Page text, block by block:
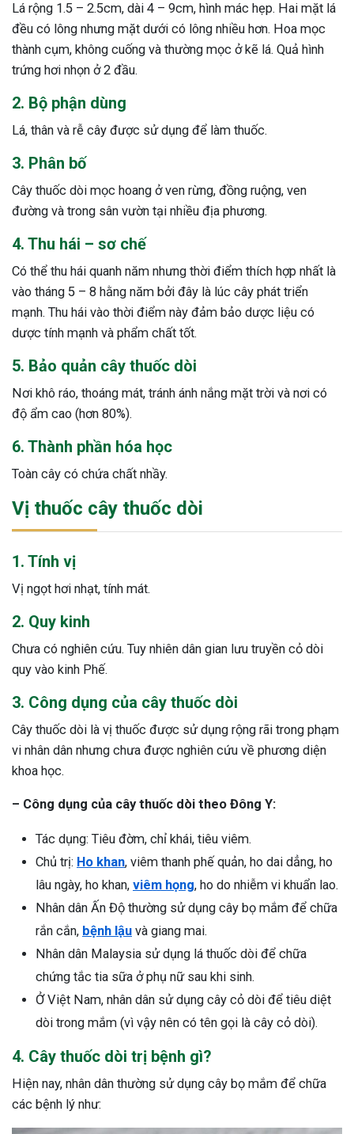
Sau Sinh Có Tự Khỏi
Thông Tin Cần Biết
phổ biến, khiến đôi bàn tay,
của chị em trở nên khô...
Lá rộng 1.5 – 2.5cm, dài 4 – 9cm, hình mác hẹp. Hai mặt lá
đều có lông nhưng mặt dưới có lông nhiều hơn. Hoa mọc
thành cụm, không cuống và thường mọc ở kẽ lá. Quả hình
trứng hơi nhọn ở 2 đầu.
2. Bộ phận dùng
Lá, thân và rễ cây được sử dụng để làm thuốc.
3. Phân bố
Cây thuốc dòi mọc hoang ở ven rừng, đồng ruộng, ven
đường và trong sân vườn tại nhiều địa phương.
4. Thu hái – sơ chế
Có thể thu hái quanh năm nhưng thời điểm thích hợp nhất là
vào tháng 5 – 8 hằng năm bởi đây là lúc cây phát triển
mạnh. Thu hái vào thời điểm này đảm bảo dược liệu có
dược tính mạnh và phẩm chất tốt.
5. Bảo quản cây thuốc dòi
Nơi khô ráo, thoáng mát, tránh ánh nắng mặt trời và nơi có
độ ẩm cao (hơn 80%).
6. Thành phần hóa học
Toàn cây có chứa chất nhầy.
Vị thuốc cây thuốc dòi
1. Tính vị
Vị ngọt hơi nhạt, tính mát.
2. Quy kinh
Chưa có nghiên cứu. Tuy nhiên dân gian lưu truyền cỏ dòi
quy vào kinh Phế.
3. Công dụng của cây thuốc dòi
Cây thuốc dòi là vị thuốc được sử dụng rộng rãi trong phạm
vi nhân dân nhưng chưa được nghiên cứu về phương diện
khoa học.
– Công dụng của cây thuốc dòi theo Đông Y:
Tác dụng: Tiêu đờm, chỉ khái, tiêu viêm.
Chủ trị: Ho khan, viêm thanh phế quản, ho dai dẳng, ho
lâu ngày, ho khan, viêm họng, ho do nhiễm vi khuẩn lao.
Nhân dân Ấn Độ thường sử dụng cây bọ mắm để chữa
rắn cắn, bệnh lậu và giang mai.
Nhân dân Malaysia sử dụng lá thuốc dòi để chữa
chứng tắc tia sữa ở phụ nữ sau khi sinh.
Ở Việt Nam, nhân dân sử dụng cây cỏ dòi để tiêu diệt
dòi trong mắm (vì vậy nên có tên gọi là cây cỏ dòi).
4. Cây thuốc dòi trị bệnh gì?
Hiện nay, nhân dân thường sử dụng cây bọ mắm để chữa
các bệnh lý như: